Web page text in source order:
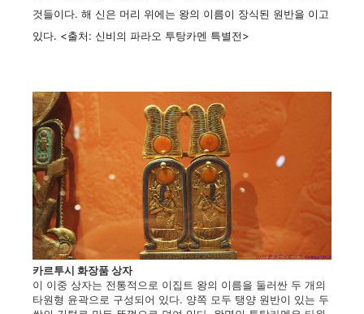
것들이다. 해 신은 머리 위에는 왕의 이름이 장식된 원반을 이고
있다. <출처: 신비의 파라오 투탕카멘 특별전>
카르투시 화장품 상자
이 이중 상자는 전통적으로 이집트 왕의 이름을 둘러싼 두 개의
타원형 윤곽으로 구성되어 있다. 양쪽 모두 탱양 원반이 있는 두